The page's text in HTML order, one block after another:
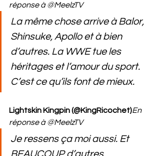
réponse à @MeelzTV
La même chose arrive à Balor,
Shinsuke, Apollo et à bien
d’autres. La WWE tue les
héritages et l’amour du sport.
C’est ce qu’ils font de mieux.
Lightskin Kingpin (@KingRicochet)En
réponse à @MeelzTV
Je ressens ça moi aussi. Et
BEAUCOUP d’autres